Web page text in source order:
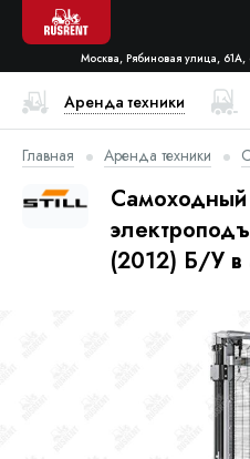
Москва, Рябиновая улица, 61А,
Аренда техники
Главная Аренда техники
(2012) Б/У в